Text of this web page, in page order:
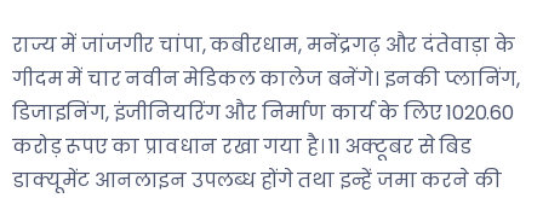
राज्य में जांजगीर चांपा, कबीरधाम, मनेंद्रगढ़ और दंतेवाड़ा के
गीदम में चार नवीन मेडिकल कालेज बनेंगे। इनकी प्लानिंग,
डिजाइनिंग, इंजीनियरिंग और निर्माण कार्य के लिए 1020.60
करोड़ रूपए का प्रावधान रखा गया है। 11 अक्टूबर से बिड
डाक्यूमेंट आनलाइन उपलब्ध होंगे तथा इन्हें जमा करने की